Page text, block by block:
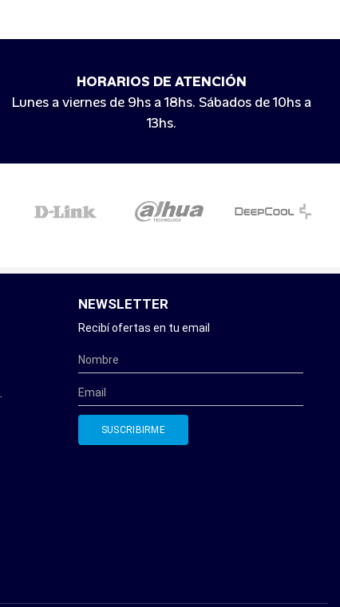
HORARIOS DE ATENCIÓN
Lunes a viernes de 9hs a 18hs. Sábados de 10hs a
13hs.
NEWSLETTER
Recibí ofertas en tu email